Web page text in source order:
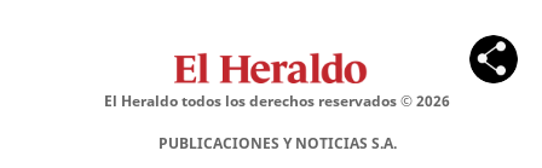
El Heraldo todos los derechos reservados ©2026
PUBLICACIONES Y NOTICIAS S.A.